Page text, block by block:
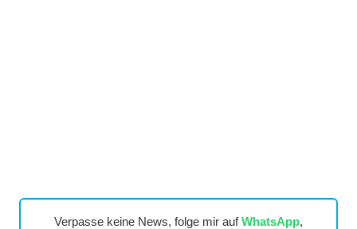
Verpasse keine News, folge mir aufWhatsApp,